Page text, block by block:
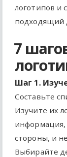
логотипов и
подходящий
7
Шаг 1.
Составьте
Изучите их
информация,
стороны, и
Выбирайте